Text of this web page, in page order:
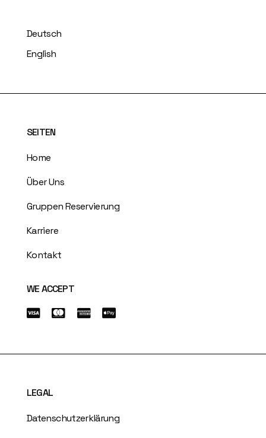
Deutsch
English
SEITEN
Home
Über Uns
Gruppen Reservierung
Karriere
Kontakt
WE ACCEPT
LEGAL
Datenschutzerklärung